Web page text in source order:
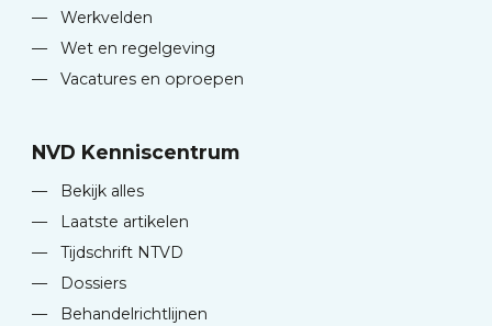
—
Werkvelden
—
Wet en regelgeving
—
Vacatures en oproepen
NVD Kenniscentrum
—
Bekijk alles
—
Laatste artikelen
—
Tijdschrift NTVD
—
Dossiers
—
Behandelrichtlijnen